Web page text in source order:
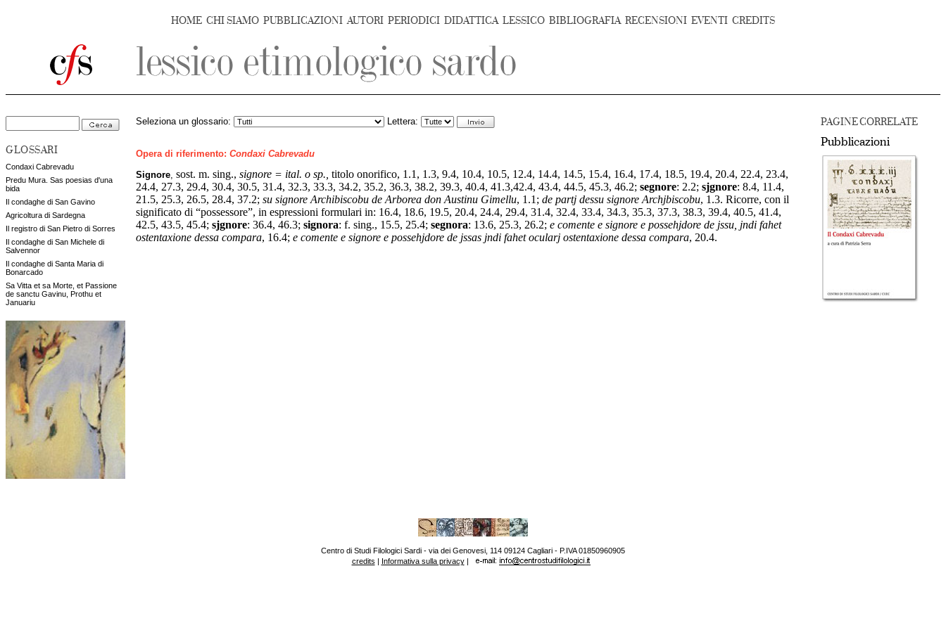
HOME CHI SIAMO PUBBLICAZIONI AUTORI PERIODICI DIDATTICA LESSICO BIBLIOGRAFIA RECENSIONI EVENTI CREDITS
GLOSSARI
Condaxi Cabrevadu
Predu Mura. Sas poesias d'una
bida
Il condaghe di San Gavino
Agricoltura di Sardegna
Il registro di San Pietro di Sorres
Il condaghe di San Michele di
Salvennor
Il condaghe di Santa Maria di
Bonarcado
Sa Vitta et sa Morte, et Passione
de sanctu Gavinu, Prothu et
Januariu
PAGINE CORRELATE
Pubblicazioni
Seleziona un glossario: Lettera:
Opera di riferimento: Condaxi Cabrevadu
Signore sost. m. sing., signore = ital. o sp., titolo onorifico, 1.1, 1.3, 9.4, 10.4, 10.5, 12.4, 14.4, 14.5, 15.4, 16.4, 17.4, 18.5, 19.4, 20.4, 22.4, 23.4,
24.4, 27.3, 29.4, 30.4, 30.5, 31.4, 32.3, 33.3, 34.2, 35.2, 36.3, 38.2, 39.3, 40.4, 41.3,42.4, 43.4, 44.5, 45.3, 46.2; segnore: 2.2; sjgnore: 8.4, 11.4,
21.5, 25.3, 26.5, 28.4, 37.2; su signore Archibiscobu de Arborea don Austinu Gimellu, 1.1; de partj dessu signore Archjbiscobu, 1.3. Ricorre, con il
significato di “possessore”, in espressioni formulari in: 16.4, 18.6, 19.5, 20.4, 24.4, 29.4, 31.4, 32.4, 33.4, 34.3, 35.3, 37.3, 38.3, 39.4, 40.5, 41.4,
42.5, 43.5, 45.4; sjgnore: 36.4, 46.3; signora: f. sing., 15.5, 25.4; segnora: 13.6, 25.3, 26.2; e comente e signore e possehjdore de jssu, jndi fahet
ostentaxione dessa compara, 16.4; e comente e signore e possehjdore de jssas jndi fahet ocularj ostentaxione dessa compara, 20.4.
Centro di Studi Filologici Sardi - via dei Genovesi, 114 09124 Cagliari - P.IVA 01850960905
credits | Informativa sulla privacy|